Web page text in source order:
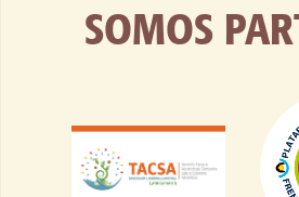
SOMOS